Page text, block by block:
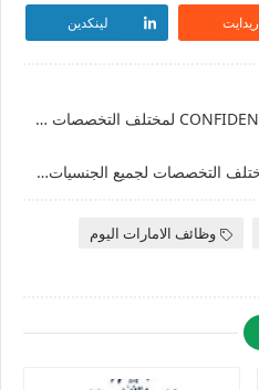
ريدايت لينكدين
فرصة عمل جديدة بشركة CONFIDENTIAL لمختلف التخصصات بمزايا عالية بالامارات
وظائف في بنك دبي التجاري لمختلف التخصصات لجميع الجنسيات بالامارات
وظائف الامارات اليوم